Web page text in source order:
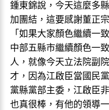
鍾東錦說，今天這麼多
加團結，這要感謝董正
「如果大家顏色繼續一
中部五縣市繼續顏色一
人，就像今天立法院副
才，因為江啟臣當國民
黨縣黨部主委，江啟臣
也真很棒，有他的領導